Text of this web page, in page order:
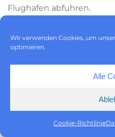
Wir verwenden Cookies, um
optimieren.
Alle
Cookie-Richtlinie
Flughafen abfuhren.
kleinen Bussen abgeholt
angekommen waren,
da sie am falschen Ende
wurden.